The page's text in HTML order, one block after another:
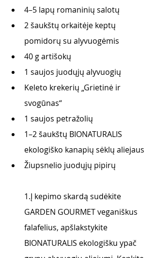
4–5 lapų romaninių salotų
2 šaukštų orkaitėje keptų
pomidorų su alyvuogėmis
40 g artišokų
1 saujos juodųjų alyvuogių
Keleto krekerių „Grietinė ir
svogūnas“
1 saujos petražolių
1–2 šaukštų BIONATURALIS
ekologiško kanapių sėklų aliejaus
Žiupsnelio juodųjų pipirų
1.Į kepimo skardą sudėkite
GARDEN GOURMET veganiškus
falafelius, apšlakstykite
BIONATURALIS ekologišku ypač